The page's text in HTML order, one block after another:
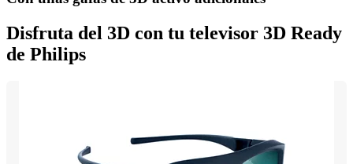
Disfruta del 3D con tu televisor 3D Ready
de Philips